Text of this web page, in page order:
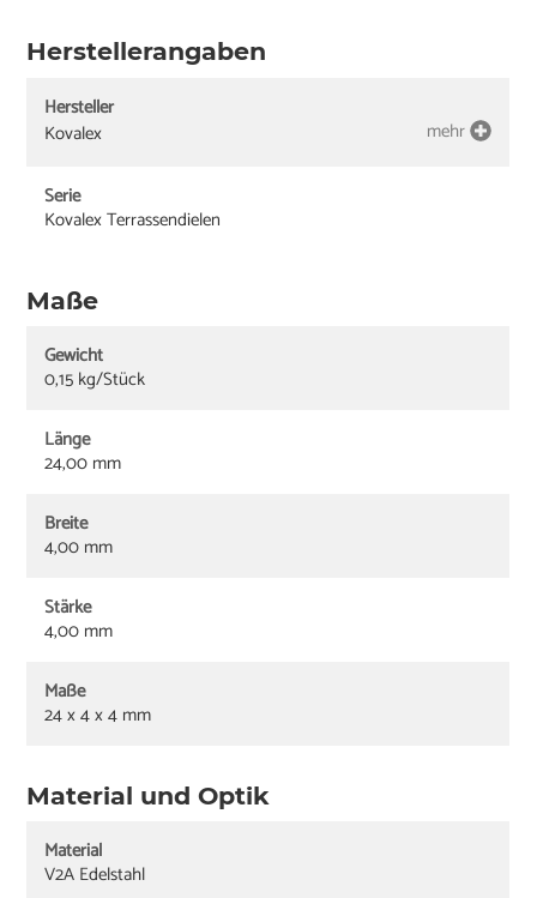
Herstellerangaben
Hersteller
Kovalex
mehr
Serie
Kovalex Terrassendielen
Maße
Gewicht
0,15 kg/Stück
Länge
24,00 mm
Breite
4,00 mm
Stärke
4,00 mm
Maße
24 x 4 x 4 mm
Material und Optik
Material
V2A Edelstahl